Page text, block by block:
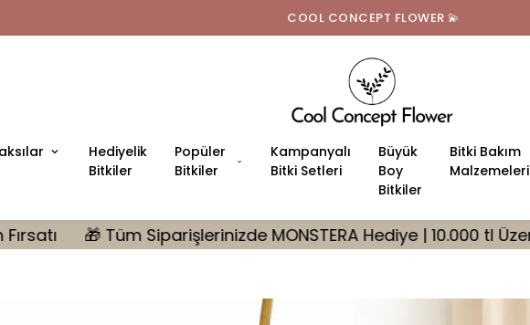
COOL CONCEPT FLOWER 💫
Hediyelik
Bitkiler
Popüler
Bitkiler
Kampanyalı
Bitki Setleri
Büyük
Boy
Bitkiler
Bitki Bakım
Malzemeleri
MONSTERA Hediye | 10.000 tl Üzeri %10 İndirim Fırsatı